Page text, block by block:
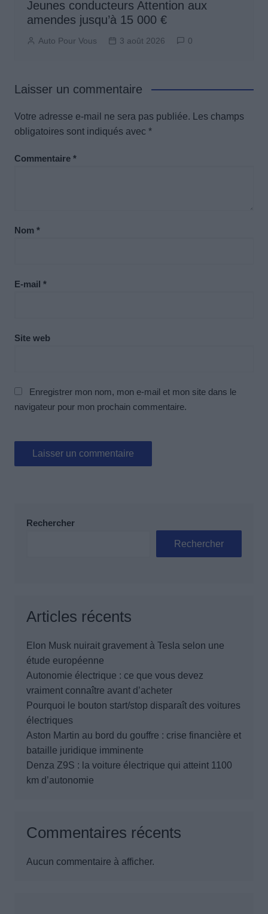
Jeunes conducteurs Attention aux
amendes jusqu’à 15 000 €
Auto Pour Vous 3 août 2026 0
Laisser un commentaire
Votre adresse e-mail ne sera pas publiée.
Les champs
obligatoires sont indiqués avec *
Commentaire *
Nom *
E-mail *
Site web
Enregistrer mon nom, mon e-mail et mon site dans le
navigateur pour mon prochain commentaire.
Rechercher
Rechercher
Articles récents
Elon Musk nuirait gravement à Tesla selon une
étude européenne
Autonomie électrique : ce que vous devez
vraiment connaître avant d’acheter
Pourquoi le bouton start/stop disparaît des voitures
électriques
Aston Martin au bord du gouffre : crise financière et
bataille juridique imminente
Denza Z9S : la voiture électrique qui atteint 1100
km d’autonomie
Commentaires récents
Aucun commentaire à afficher.